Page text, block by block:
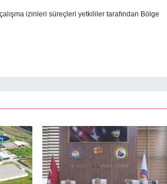
izinleri süreçleri yetkililer tarafından Bölge